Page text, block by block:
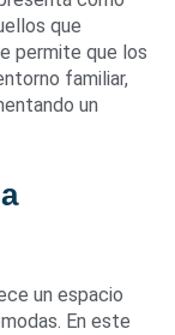
que
permite que los
familiar,
un
un espacio
En este